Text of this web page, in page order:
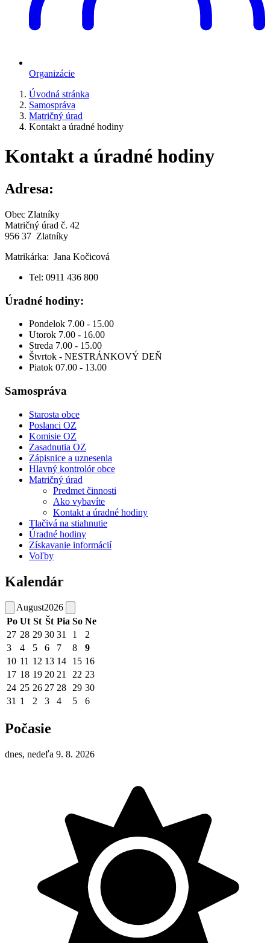
Organizácie
Úvodná stránka
Samospráva
Matričný úrad
Kontakt a úradné hodiny
Kontakt a úradné hodiny
Adresa:
Obec Zlatníky
Matričný úrad č. 42
956 37 Zlatníky
Matrikárka: Jana Kočicová
Tel: 0911 436 800
Úradné hodiny:
Pondelok 7.00 - 15.00
Utorok 7.00 - 16.00
Streda 7.00 - 15.00
Štvrtok - NESTRÁNKOVÝ DEŇ
Piatok 07.00 - 13.00
Samospráva
Starosta obce
Poslanci OZ
Komisie OZ
Zasadnutia OZ
Zápisnice a uznesenia
Hlavný kontrolór obce
Matričný úrad
Predmet činnosti
Ako vybavíte
Kontakt a úradné hodiny
Tlačivá na stiahnutie
Úradné hodiny
Získavanie informácií
Voľby
Kalendár
August2026
Po Ut St Št Pia So Ne
27 28 29 30 31 1
2
3
4 5 6 7 8
9
10 11 12 13 14 15 16
17 18 19 20 21 22 23
24 25 26 27 28 29 30
31 1 2 3 4 5 6
Počasie
dnes, nedeľa 9. 8. 2026